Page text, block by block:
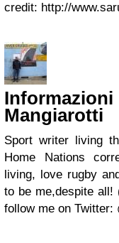
credit: http://
Mangiarotti
Sport writer living
Home Nations
living, love rugby
to be me,despite
follow me on Twitter: